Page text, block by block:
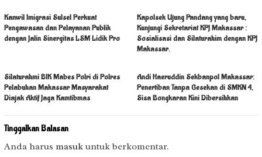
Kanwil Imigrasi Sulsel Perkuat
Pengawasan dan Pelayanan Publik
dengan Jalin Sinergitas LSM Lidik Pro
Kapolsek Ujung Pandang yang baru,
Kunjungi Sekretariat KPJ Makassar :
Sosialisasi dan Silaturahim dengan KPJ
Makassar.
Silaturahmi BIK Mabes Polri di Polres
Pelabuhan Makassar Masyarakat
Diajak Aktif Jaga Kamtibmas
Andi Haeruddin Sekbanpol Makassar:
Penertiban Tanpa Gesekan di SMKN 4,
Sisa Bongkaran Kini Dibersihkan
Tinggalkan Balasan
Anda harus masuk untuk berkomentar.